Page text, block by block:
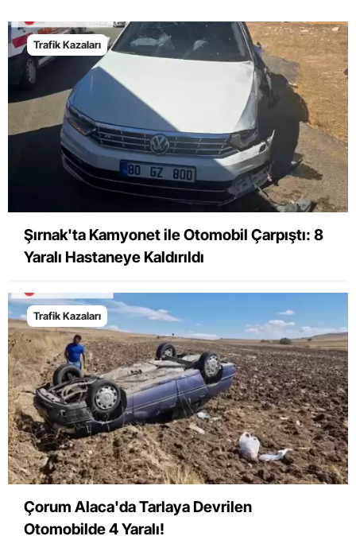
Trafik Kazaları
Şırnak'ta Kamyonet ile Otomobil Çarpıştı: 8
Yaralı Hastaneye Kaldırıldı
Trafik Kazaları
Çorum Alaca'da Tarlaya Devrilen
Otomobilde 4 Yaralı!